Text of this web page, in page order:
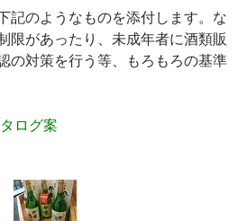
記のようなものを添付します。な
限があったり、未成年者に酒類販
の対策を行う等、もろもろの基準
ログ案